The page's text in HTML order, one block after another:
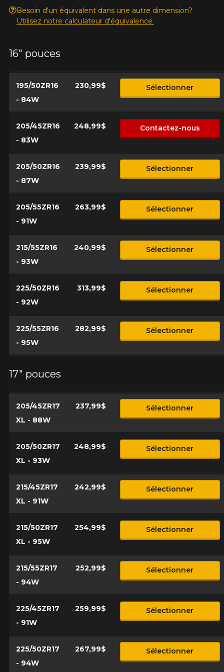
Besoin d'un équivalent dans une autre dimension?
Utilisez notre calculateur d'équivalence.
16" pouces
195/50ZR16
- 84W
230,99$ Sélectionner
205/45ZR16
- 83W
248,99$ Contactez-nous
205/50ZR16
- 87W
239,99$ Sélectionner
205/55ZR16
- 91W
263,99$ Sélectionner
215/55ZR16
- 93W
240,99$ Sélectionner
225/50ZR16
- 92W
313,99$ Sélectionner
225/55ZR16
- 95W
282,99$ Sélectionner
17" pouces
205/45ZR17
XL - 88W
237,99$ Sélectionner
205/50ZR17
XL - 93W
248,99$ Sélectionner
215/45ZR17
XL - 91W
242,99$ Sélectionner
215/50ZR17
XL - 95W
254,99$ Sélectionner
215/55ZR17
- 94W
252,99$ Sélectionner
225/45ZR17
- 91W
259,99$ Sélectionner
225/50ZR17
- 94W
267,99$ Sélectionner